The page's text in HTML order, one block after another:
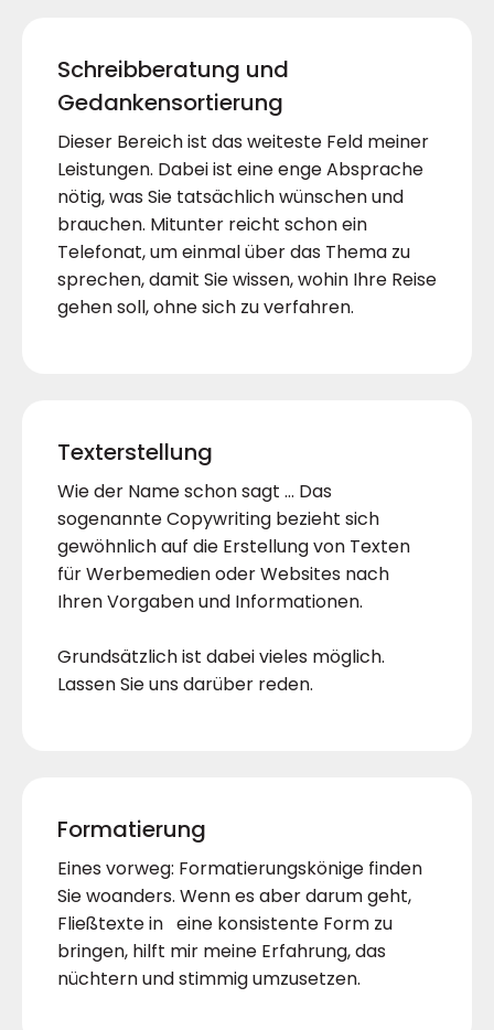
Schreibberatung und
Gedankensortierung
Dieser Bereich ist das weiteste Feld meiner
Leistungen. Dabei ist eine enge Absprache
nötig, was Sie tatsächlich wünschen und
brauchen. Mitunter reicht schon ein
Telefonat, um einmal über das Thema zu
sprechen, damit Sie wissen, wohin Ihre Reise
gehen soll, ohne sich zu verfahren.
Texterstellung
Wie der Name schon sagt … Das
sogenannte Copywriting bezieht sich
gewöhnlich auf die Erstellung von Texten
für Werbemedien oder Websites nach
Ihren Vorgaben und Informationen.
Grundsätzlich ist dabei vieles möglich.
Lassen Sie uns darüber reden.
Formatierung
Eines vorweg: Formatierungskönige finden
Sie woanders. Wenn es aber darum geht,
Fließtexte in eine konsistente Form zu
bringen, hilft mir meine Erfahrung, das
nüchtern und stimmig umzusetzen.